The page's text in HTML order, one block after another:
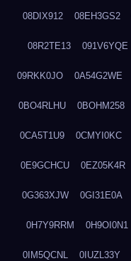
08DIX912 08EH3GS2
08R2TE13 091V6YQE
09RKK0JO 0A54G2WE
0BO4RLHU 0BOHM258
0CA5T1U9 0CMYI0KC
0E9GCHCU 0EZ05K4R
0G363XJW 0GI31E0A
0H7Y9RRM 0H9OI0N1
0IM5QCNL 0IUZL33Y